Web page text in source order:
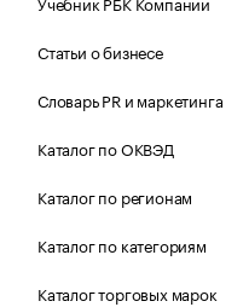
Статьи о бизнесе
Словарь PR и маркетинга
Каталог по ОКВЭД
Каталог по регионам
Каталог по категориям
Каталог торговых марок